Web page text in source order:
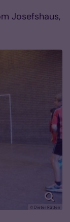
Josefshaus,
© Dieter Rütten